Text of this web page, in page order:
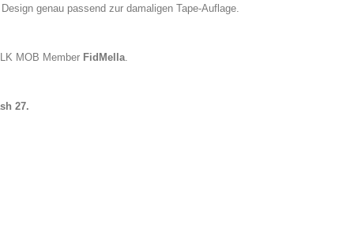
genau passend zur damaligen Tape-Auflage.
MOB Member FidMella.
27.